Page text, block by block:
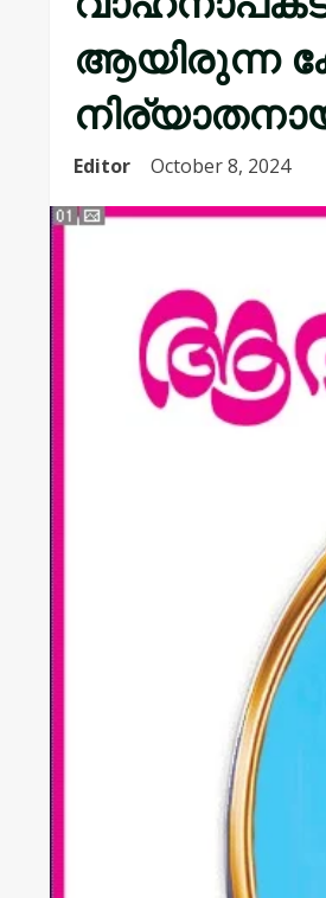
ആയിരുന്ന
Editor October 8, 2024